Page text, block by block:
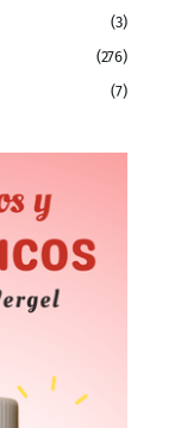
(3)
(276)
(7)